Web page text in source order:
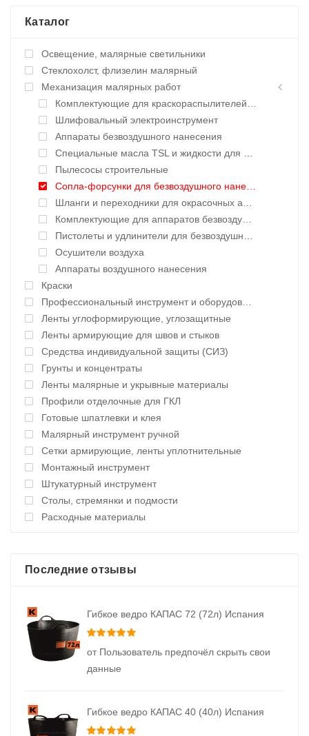
Каталог
Освещение, малярные светильники
Стеклохолст, флизелин малярный
Механизация малярных работ
Комплектующие для краскораспылителей воздушного нанесения
Шлифовальный электроинструмент
Аппараты безвоздушного нанесения
Специальные масла TSL и жидкости для окрасочных аппаратов
Пылесосы строительные
Сопла-форсунки для безвоздушного нанесения
Шланги и переходники для окрасочных аппаратов
Комплектующие для аппаратов безвоздушного нанесения
Пистолеты и удлинители для безвоздушного нанесения
Осушители воздуха
Аппараты воздушного нанесения
Краски
Профессиональный инструмент и оборудование
Ленты углоформирующие, углозащитные
Ленты армирующие для швов и стыков
Средства индивидуальной защиты (СИЗ)
Грунты и концентраты
Ленты малярные и укрывные материалы
Профили отделочные для ГКЛ
Готовые шпатлевки и клея
Малярный инструмент ручной
Сетки армирующие, ленты уплотнительные
Монтажный инструмент
Штукатурный инструмент
Столы, стремянки и подмости
Расходные материалы
Последние отзывы
Гибкое ведро КАПАС 72 (72л) Испания
от Пользователь предпочёл скрыть свои
данные
Гибкое ведро КАПАС 40 (40л) Испания